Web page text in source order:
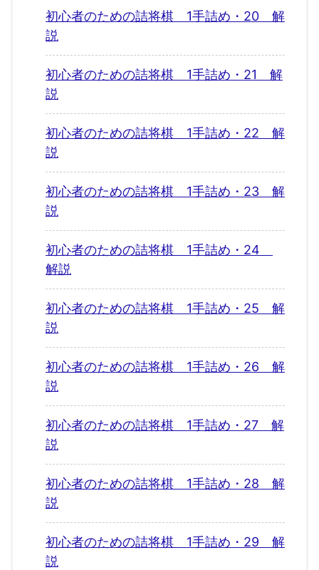
初心者のための詰将棋 1手詰め・20 解
説
初心者のための詰将棋 1手詰め・21 解
説
初心者のための詰将棋 1手詰め・22 解
説
初心者のための詰将棋 1手詰め・23 解
説
初心者のための詰将棋 1手詰め・24
解説
初心者のための詰将棋 1手詰め・25 解
説
初心者のための詰将棋 1手詰め・26 解
説
初心者のための詰将棋 1手詰め・27 解
説
初心者のための詰将棋 1手詰め・28 解
説
初心者のための詰将棋 1手詰め・29 解
説